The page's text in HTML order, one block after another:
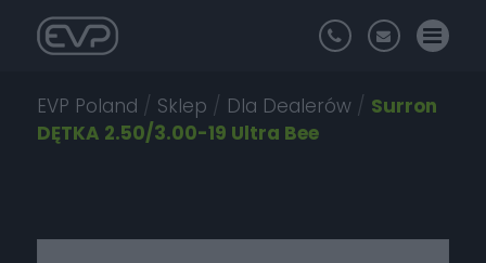
EVP Poland / Sklep / Dla Dealerów / Surron
DĘTKA 2.50/3.00-19 Ultra Bee